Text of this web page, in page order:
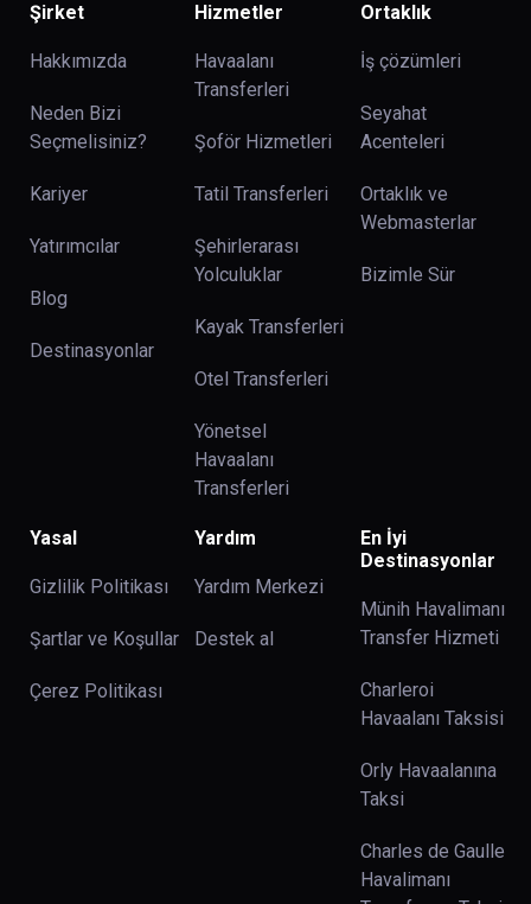
Şirket
Hakkımızda
Neden Bizi
Seçmelisiniz?
Kariyer
Yatırımcılar
Blog
Destinasyonlar
Hizmetler
Havaalanı
Transferleri
Şoför Hizmetleri
Tatil Transferleri
Şehirlerarası
Yolculuklar
Kayak Transferleri
Otel Transferleri
Yönetsel
Havaalanı
Transferleri
Ortaklık
İş çözümleri
Seyahat
Acenteleri
Ortaklık ve
Webmasterlar
Bizimle Sür
Yasal
Gizlilik Politikası
Şartlar ve Koşullar
Çerez Politikası
Yardım
Yardım Merkezi
Destek al
En İyi
Destinasyonlar
Münih Havalimanı
Transfer Hizmeti
Charleroi
Havaalanı Taksisi
Orly Havaalanına
Taksi
Charles de Gaulle
Havalimanı